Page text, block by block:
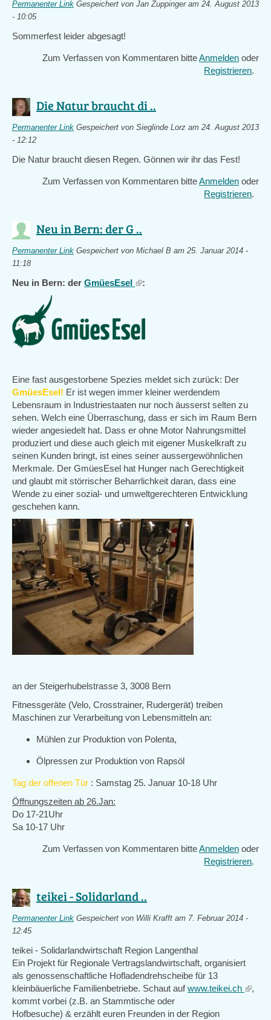
Permanenter Link Gespeichert von Jan Zuppingeram 24. August 2013
- 10:05
Sommerfest leider abgesagt!
Zum Verfassen von Kommentaren bitteAnmelden oder
Registrieren.
Die Natur braucht di ..
Permanenter Link Gespeichert von Sieglinde Lorz am 24. August 2013
- 12:12
Die Natur braucht diesen Regen. Gönnen wir ihr das Fest!
Zum Verfassen von Kommentaren bitteAnmelden oder
Registrieren.
Neu in Bern: der G ..
Permanenter Link Gespeichert von Michael B am 25. Januar 2014 -
11:18
Neu in Bern: der GmüesEsel (link
:
Eine fast ausgestorbene Spezies meldet sich zurück: Der
GmüesEsel! Er ist wegen immer kleiner werdendem
Lebensraum in Industriestaaten nur noch äusserst selten zu
sehen. Welch eine Überraschung, dass er sich im Raum Bern
wieder angesiedelt hat. Dass er ohne Motor Nahrungsmittel
produziert und diese auch gleich mit eigener Muskelkraft zu
seinen Kunden bringt, ist eines seiner aussergewöhnlichen
Merkmale. Der GmüesEsel hat Hunger nach Gerechtigkeit
und glaubt mit störrischer Beharrlichkeit daran, dass eine
Wende zu einer sozial- und umweltgerechteren Entwicklung
geschehen kann.
an der Steigerhubelstrasse 3, 3008 Bern
Fitnessgeräte (Velo, Crosstrainer, Rudergerät) treiben
Maschinen zur Verarbeitung von Lebensmitteln an:
Mühlen zur Produktion von Polenta,
Ölpressen zur Produktion von Rapsöl
Tag der offenen Tür : Samstag 25. Januar 10-18 Uhr
Öffnungszeiten ab 26.Jan:
Do 17-21Uhr
Sa 10-17 Uhr
Zum Verfassen von Kommentaren bitteAnmelden oder
Registrieren.
teikei - Solidarland ..
Permanenter Link Gespeichert von Willi Krafft am 7. Februar 2014 -
12:45
teikei - Solidarlandwirtschaft Region Langenthal
Ein Projekt für Regionale Vertragslandwirtschaft, organisiert
als genossenschaftliche Hofladendrehscheibe für 13
kleinbäuerliche Familienbetriebe. Schaut aufwww.teikei.ch (link
,
kommt vorbei (z.B. an Stammtische oder
Hofbesuche) & erzählt euren Freunden in der Region